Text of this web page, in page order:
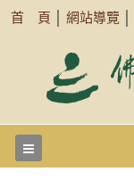
首 頁 網站導覽